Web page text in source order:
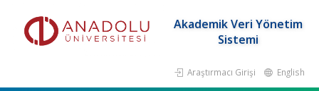
Akademik Veri Yönetim
Sistemi
Araştırmacı Girişi English